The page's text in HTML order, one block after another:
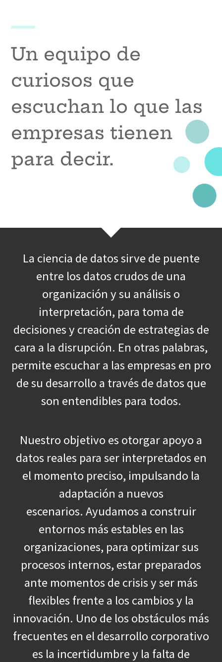
Un equipo de
curiosos que
escuchan lo que las
empresas tienen
para decir.
La ciencia de datos sirve de puente
entre los datos crudos de una
organización y su análisis o
interpretación, para toma de
decisiones y creación de estrategias de
cara a la disrupción. En otras palabras,
permite escuchar a las empresas en pro
de su desarrollo a través de datos que
son entendibles para todos.
Nuestro objetivo es otorgar apoyo a
datos reales para ser interpretados en
el momento preciso, impulsando la
adaptación a nuevos
escenarios. Ayudamos a construir
entornos más estables en las
organizaciones, para optimizar sus
procesos internos, estar preparados
ante momentos de crisis y ser más
flexibles frente a los cambios y la
innovación. Uno de los obstáculos más
frecuentes en el desarrollo corporativo
es la incertidumbre y la falta de